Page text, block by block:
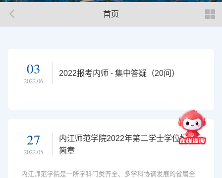
首页
03
2022.06
2022报考内师 - 集中答疑（20问）
27
2022.05
内江师范学院2022年第二学士学位招生
简章
内江师范学院是一所学科门类齐全、多学科协调发展的省属全